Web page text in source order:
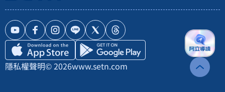
隱私權聲明© 2026www.setn.com